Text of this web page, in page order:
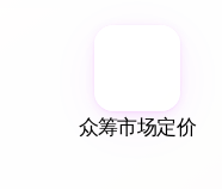
众筹市场定价